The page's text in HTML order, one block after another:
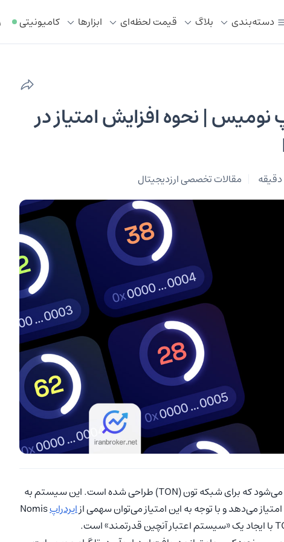
دسته‌بندی بلاگ قیمت لحظه‌ای ابزار‌ها کامیونیتی
نومیس | نحوه افزایش امتیاز در
مقالات تخصصی ارزدیجیتال
نومیس (Nomis) یک پروتکل اعتبارسنجی آنچین محسوب می‌شود که برای شبکه تون (TON) طراحی شده است. این سیستم به
ایردراپNomis